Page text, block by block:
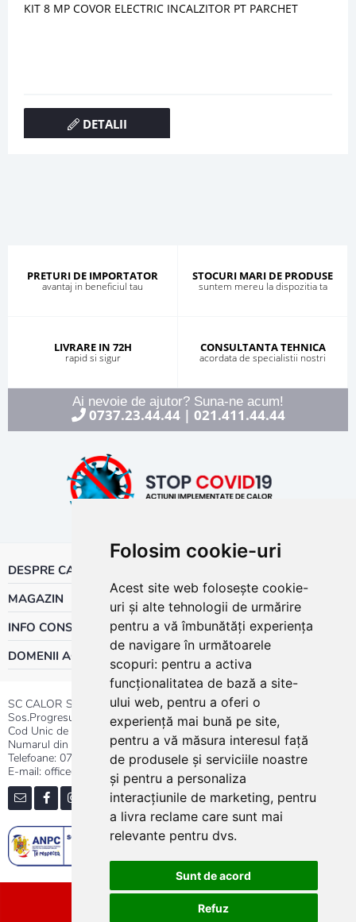
Folosim cookie-uri
Acest site web folosește cookie-
uri și alte tehnologii de urmărire
pentru a vă îmbunătăți experiența
de navigare în următoarele
scopuri: pentru a activa
funcționalitatea de bază a site-
ului web, pentru a oferi o
experiență mai bună pe site,
pentru a vă măsura interesul față
de produsele și serviciile noastre
și pentru a personaliza
interacțiunile de marketing, pentru
a livra reclame care sunt mai
relevante pentru dvs.
Sunt de acord
Refuz
KIT 8 MP COVOR ELECTRIC INCALZITOR PT PARCHET
DETALII
PRETURI DE IMPORTATOR
avantaj in beneficiul tau
STOCURI MARI DE PRODUSE
suntem mereu la dispozitia ta
LIVRARE IN 72H
rapid si sigur
CONSULTANTA TEHNICA
acordata de specialistii nostri
Ai nevoie de ajutor? Suna-ne acum!
0737.23.44.44| 021.411.44.44
DESPRE CALOR
MAGAZIN
INFO CONSUMATOR
DOMENII ACTIVITATE
SC CALOR SRL
Sos.Progresului nr.30-40, Sector 5, Bucuresti
Cod Unic de Inregistrare: RO 3004724
Numarul din Registrul Comertului:J40/13176/1991
Telefoane: 0737.23.44.44|021.411.44.44
E-mail: office@calor.ro